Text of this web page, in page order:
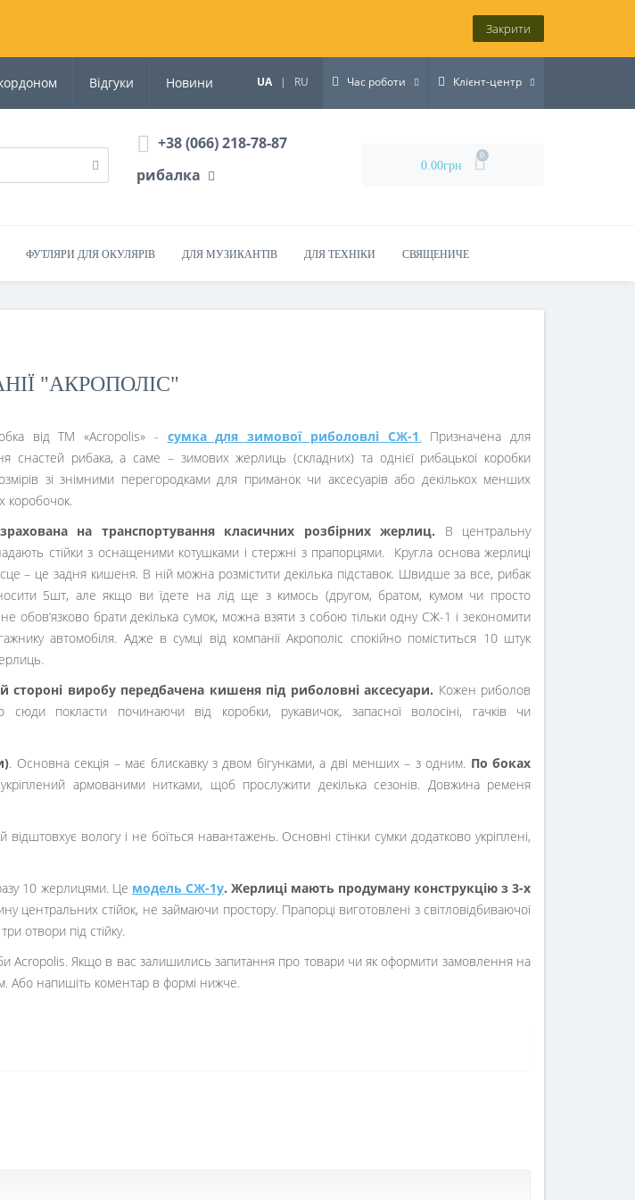
Закрити
Відгуки Новини UA | RU Час роботи Клієнт-центр
+38 (066) 218-78-87
рибалка
0.00грн
0
ФУТЛЯРИ ДЛЯ ОКУЛЯРІВ ДЛЯ МУЗИКАНТІВ ДЛЯ ТЕХНІКИ СВЯЩЕНИЧЕ
"АКРОПОЛІС"
від ТМ «Acropolis» - сумка для зимової риболовлі СЖ-1. Призначена для
снастей рибака, а саме – зимових жерлиць (складних) та однієї рибацької коробки
зі знімними перегородками для приманок чи аксесуарів або декількох менших
коробочок.
на транспортування класичних розбірних жерлиц. В центральну
стійки з оснащеними котушками і стержні з прапорцями. Кругла основа жерлиці
– це задня кишеня. В ній можна розмістити декілька підставок. Швидше за все, рибак
5шт, але якщо ви їдете на лід ще з кимось (другом, братом, кумом чи просто
обов’язково брати декілька сумок, можна взяти з собою тільки одну СЖ-1 і зекономити
автомобіля. Адже в сумці від компанії Акрополіс спокійно поміститься 10 штук
стороні виробу передбачена кишеня під риболовні аксесуари. Кожен риболов
сюди покласти починаючи від коробки, рукавичок, запасної волосіні, гачків чи
. Основна секція – має блискавку з двом бігунками, а дві менших – з одним. По боках
армованими нитками, щоб прослужити декілька сезонів. Довжина ременя
вологу і не боїться навантажень. Основні стінки сумки додатково укріплені,
10 жерлицями. Це модель СЖ-1у. Жерлиці мають продуману конструкцію з 3-х
стійок, не займаючи простору. Прапорці виготовлені з світловідбиваючої
отвори під стійку.
Acropolis. Якщо в вас залишились запитання про товари чи як оформити замовлення на
Або напишіть коментар в формі нижче.